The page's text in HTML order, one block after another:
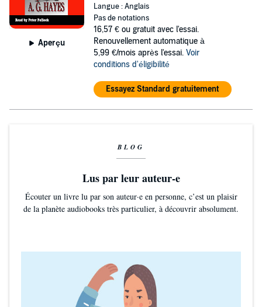
Aperçu
Langue : Anglais
Pas de notations
16,57 € ou gratuit avec l'essai.
Renouvellement automatique à
5,99 €/mois après l'essai. Voir
conditions d'éligibilité
Essayez Standard gratuitement
BLOG
Lus par leur auteur-e
Écouter un livre lu par son auteur·e en personne, c’est un plaisir
de la planète audiobooks très particulier, à découvrir absolument.